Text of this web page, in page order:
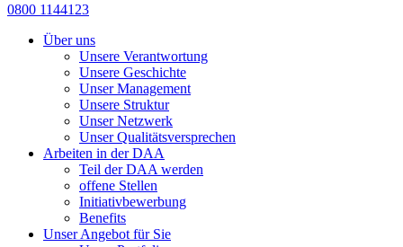
0800 1144123
Über uns
Unsere Verantwortung
Unsere Geschichte
Unser Management
Unsere Struktur
Unser Netzwerk
Unser Qualitätsversprechen
Arbeiten in der DAA
Teil der DAA werden
offene Stellen
Initiativbewerbung
Benefits
Unser Angebot für Sie